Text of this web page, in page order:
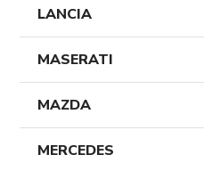
LANCIA
MASERATI
MAZDA
MERCEDES